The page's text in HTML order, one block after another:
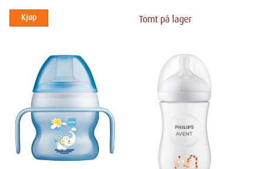
Kjøp Tomt på lager